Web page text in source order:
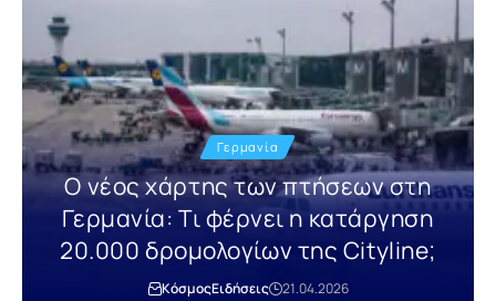
Γερμανία
Ο νέος χάρτης των πτήσεων στη
Γερμανία: Τι φέρνει η κατάργηση
20.000 δρομολογίων της Cityline;
ΚόσμοςΕιδήσεις 21.04.2026